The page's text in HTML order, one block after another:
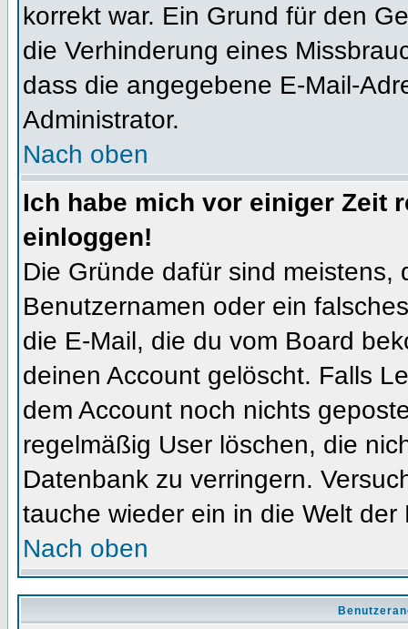
korrekt war. Ein Grund für den
die Verhinderung eines
dass die angegebene E-Mail-
Administrator.
Nach oben
Ich habe mich vor einiger Zeit
einloggen!
Die Gründe dafür sind
Benutzernamen oder ein
die E-Mail, die du vom Board
deinen Account gelöscht. Falls
dem Account noch nichts
regelmäßig User löschen, die
Datenbank zu verringern.
tauche wieder ein in die Welt der
Nach oben